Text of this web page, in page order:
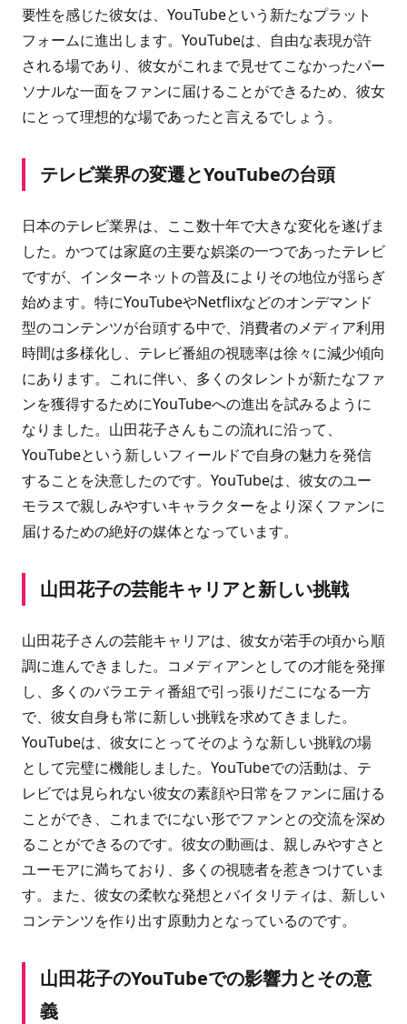
要性を感じた彼女は、YouTubeという新たなプラット
フォームに進出します。YouTubeは、自由な表現が許
される場であり、彼女がこれまで見せてこなかったパー
ソナルな一面をファンに届けることができるため、彼女
にとって理想的な場であったと言えるでしょう。
テレビ業界の変遷とYouTubeの台頭
日本のテレビ業界は、ここ数十年で大きな変化を遂げま
した。かつては家庭の主要な娯楽の一つであったテレビ
ですが、インターネットの普及によりその地位が揺らぎ
始めます。特にYouTubeやNetflixなどのオンデマンド
型のコンテンツが台頭する中で、消費者のメディア利用
時間は多様化し、テレビ番組の視聴率は徐々に減少傾向
にあります。これに伴い、多くのタレントが新たなファ
ンを獲得するためにYouTubeへの進出を試みるように
なりました。山田花子さんもこの流れに沿って、
YouTubeという新しいフィールドで自身の魅力を発信
することを決意したのです。YouTubeは、彼女のユー
モラスで親しみやすいキャラクターをより深くファンに
届けるための絶好の媒体となっています。
山田花子の芸能キャリアと新しい挑戦
山田花子さんの芸能キャリアは、彼女が若手の頃から順
調に進んできました。コメディアンとしての才能を発揮
し、多くのバラエティ番組で引っ張りだこになる一方
で、彼女自身も常に新しい挑戦を求めてきました。
YouTubeは、彼女にとってそのような新しい挑戦の場
として完璧に機能しました。YouTubeでの活動は、テ
レビでは見られない彼女の素顔や日常をファンに届ける
ことができ、これまでにない形でファンとの交流を深め
ることができるのです。彼女の動画は、親しみやすさと
ユーモアに満ちており、多くの視聴者を惹きつけていま
す。また、彼女の柔軟な発想とバイタリティは、新しい
コンテンツを作り出す原動力となっているのです。
山田花子のYouTubeでの影響力とその意
義